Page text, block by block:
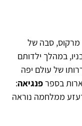
מרקוס, סבה של
במהלך ילדותם
של עולם יפה
בספרפנגיאה:
ממלחמה נוראה